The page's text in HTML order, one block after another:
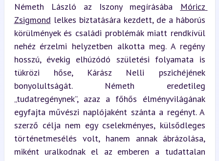
Németh László az Iszony megírásába
Móricz
Zsigmond lelkes biztatására kezdett, de a háborús
körülmények és családi problémák miatt rendkívül
nehéz érzelmi helyzetben alkotta meg. A regény
hosszú, évekig elhúzódó születési folyamata is
tükrözi hőse, Kárász Nelli pszichéjének
bonyolultságát. Németh eredetileg
„tudatregénynek”, azaz a főhős élményvilágának
egyfajta művészi naplójaként szánta a regényt. A
szerző célja nem egy cselekményes, külsődleges
történetmesélés volt, hanem annak ábrázolása,
miként uralkodnak el az emberen a tudattalan